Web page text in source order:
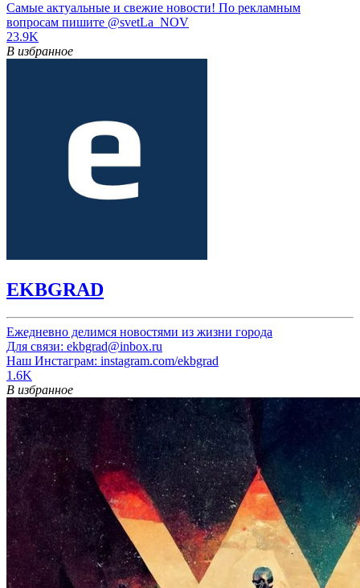
Самые актуальные и свежие новости! По рекламным
вопросам пишите @svetLa_NOV
23.9K
В избранное
EKBGRAD
Ежедневно делимся новостями из жизни города
Для связи: ekbgrad@inbox.ru
Наш Инстаграм: instagram.com/ekbgrad
1.6K
В избранное